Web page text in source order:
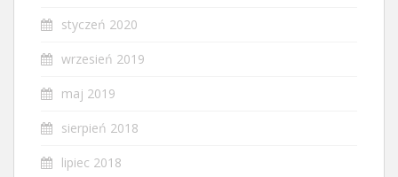
styczeń 2020
wrzesień 2019
maj 2019
sierpień 2018
lipiec 2018